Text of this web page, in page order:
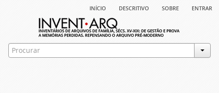
início descritivo sobre entrar